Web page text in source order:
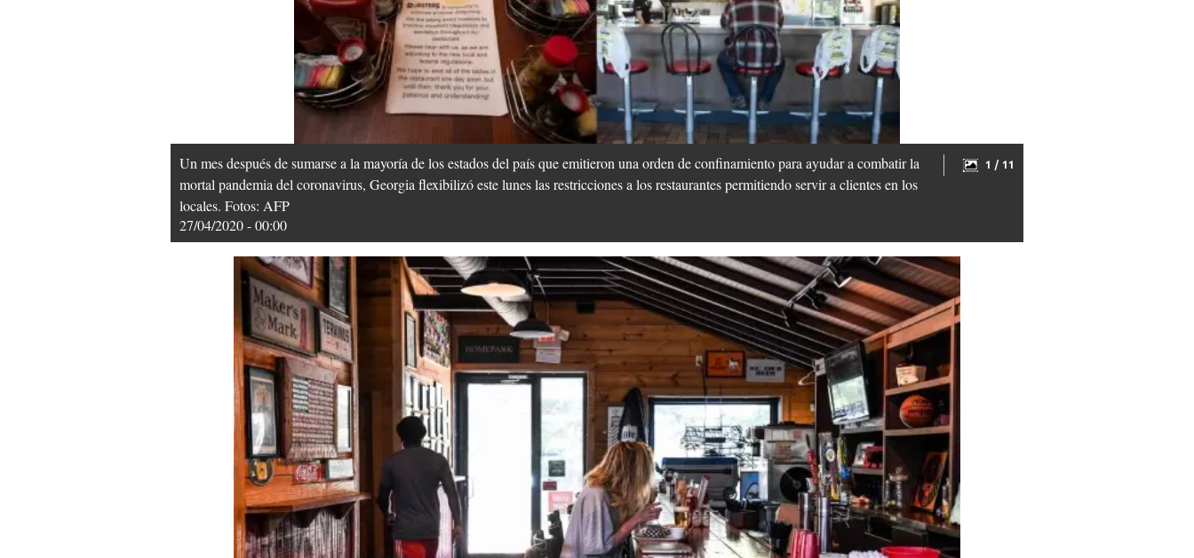
Un mes después de sumarse a la mayoría de los estados del país que emitieron una orden de confinamiento para ayudar a combatir la
mortal pandemia del coronavirus, Georgia flexibilizó este lunes las restricciones a los restaurantes permitiendo servir a clientes en los
locales. Fotos: AFP
27/04/2020 - 00:00
1 / 11